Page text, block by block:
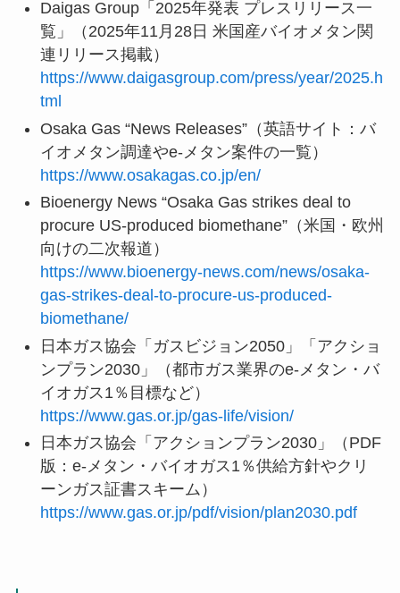
Daigas Group「2025年発表 プレスリリース一
覧」（2025年11月28日 米国産バイオメタン関
連リリース掲載）
https://www.daigasgroup.com/press/year/2025.h
tml
Osaka Gas “News Releases”（英語サイト：バ
イオメタン調達やe-メタン案件の一覧）
https://www.osakagas.co.jp/en/
Bioenergy News “Osaka Gas strikes deal to
procure US-produced biomethane”（米国・欧州
向けの二次報道）
https://www.bioenergy-news.com/news/osaka-
gas-strikes-deal-to-procure-us-produced-
biomethane/
日本ガス協会「ガスビジョン2050」「アクショ
ンプラン2030」（都市ガス業界のe-メタン・バ
イオガス1％目標など）
https://www.gas.or.jp/gas-life/vision/
日本ガス協会「アクションプラン2030」（PDF
版：e-メタン・バイオガス1％供給方針やクリ
ーンガス証書スキーム）
https://www.gas.or.jp/pdf/vision/plan2030.pdf